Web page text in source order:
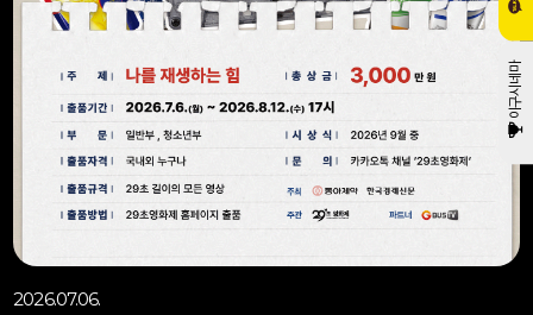
이구시네마
2026.07.06.